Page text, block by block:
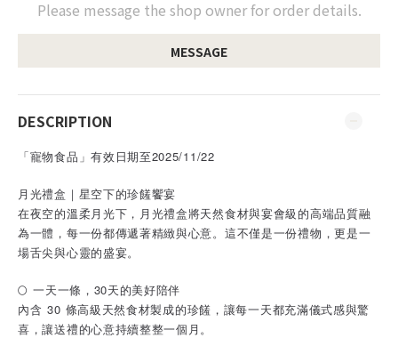
Please message the shop owner for order details.
MESSAGE
DESCRIPTION
「寵物食品」有效日期至2025/11/22
月光禮盒｜星空下的珍饈饗宴
在夜空的溫柔月光下，月光禮盒將天然食材與宴會級的高端品質融
為一體，每一份都傳遞著精緻與心意。這不僅是一份禮物，更是一
場舌尖與心靈的盛宴。
🌕 一天一條，30天的美好陪伴
內含 30 條高級天然食材製成的珍饈，讓每一天都充滿儀式感與驚
喜，讓送禮的心意持續整整一個月。